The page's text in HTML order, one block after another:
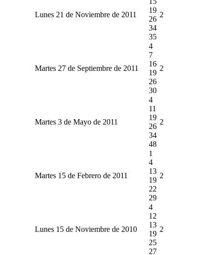
Lunes 21 de Noviembre de 2011
19
26
34
35
2
Martes 27 de Septiembre de 2011
4
7
16
19
26
30
2
Martes 3 de Mayo de 2011
4
11
19
26
34
48
2
Martes 15 de Febrero de 2011
1
4
13
19
22
29
2
Lunes 15 de Noviembre de 2010
4
12
13
19
25
27
2